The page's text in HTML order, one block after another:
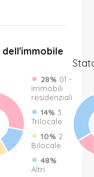
dell'immobile
28% 01 -
Immobili
residenziali
14% 3.
Trilocale
10% 2.
Bilocale
48%
Altri